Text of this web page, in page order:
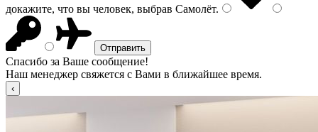
докажите, что вы человек, выбрав Самолёт.
Спасибо за Ваше сообщение!
Наш менеджер свяжется с Вами в ближайшее время.